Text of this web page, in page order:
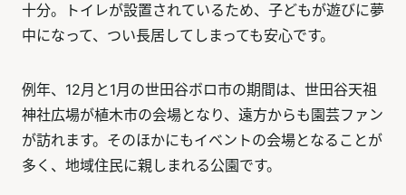
十分。トイレが設置されているため、子どもが遊びに夢
中になって、つい長居してしまっても安心です。
例年、12月と1月の世田谷ボロ市の期間は、世田谷天祖
神社広場が植木市の会場となり、遠方からも園芸ファン
が訪れます。そのほかにもイベントの会場となることが
多く、地域住民に親しまれる公園です。